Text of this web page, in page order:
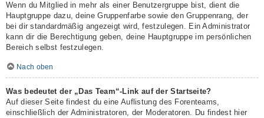
Wenn du Mitglied in mehr als einer Benutzergruppe bist, dient die
Hauptgruppe dazu, deine Gruppenfarbe sowie den Gruppenrang, der
bei dir standardmäßig angezeigt wird, festzulegen. Ein Administrator
kann dir die Berechtigung geben, deine Hauptgruppe im persönlichen
Bereich selbst festzulegen.
Nach oben
Was bedeutet der „Das Team“-Link auf der Startseite?
Auf dieser Seite findest du eine Auflistung des Forenteams,
einschließlich der Administratoren, der Moderatoren. Du findest hier